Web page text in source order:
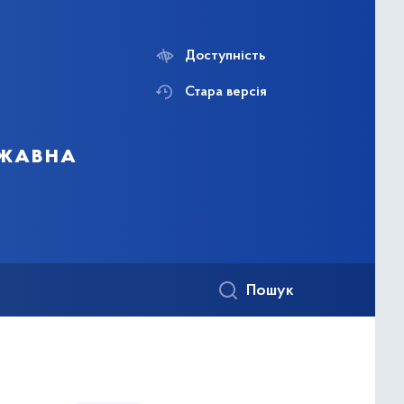
Доступність
Стара версія
Пошук